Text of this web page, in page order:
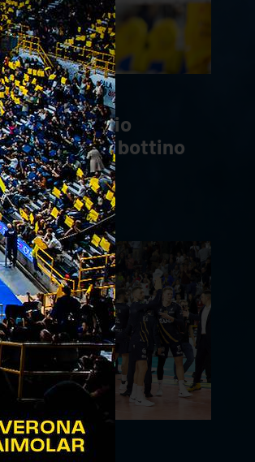
Al Risparmio
Cup: primo bottino